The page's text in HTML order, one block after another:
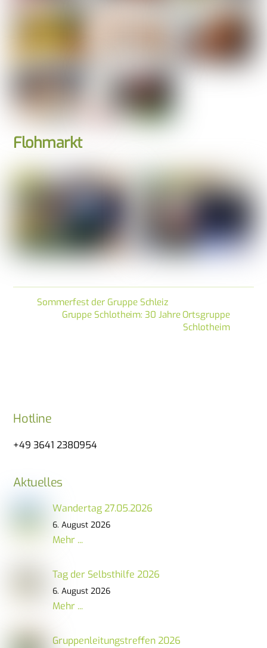
Flohmarkt
Sommerfest der Gruppe Schleiz
Gruppe Schlotheim: 30 Jahre Ortsgruppe
Schlotheim
Hotline
+49 3641 2380954
Aktuelles
Wandertag 27.05.2026
6. August 2026
Mehr ...
Tag der Selbsthilfe 2026
6. August 2026
Mehr ...
Gruppenleitungstreffen 2026